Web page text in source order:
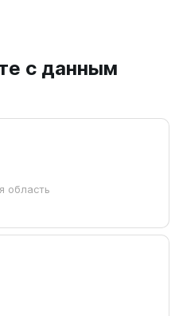
с данным
область